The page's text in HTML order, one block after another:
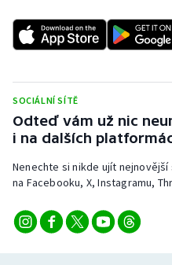
Short track
Stolní tenis
Triatlon
Veslování
Vodní slalom
SOCIÁLNÍ SÍTĚ
Odteď vám už nic
i na dalších
Nenechte si nikde ujít
na Facebooku, X, Instagramu,